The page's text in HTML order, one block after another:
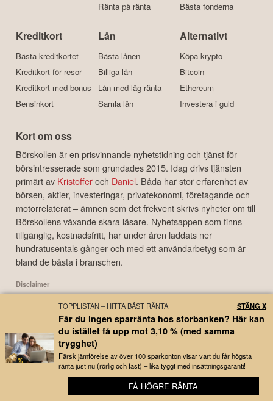
Ränta på ränta
Bästa fonderna
Kreditkort
Bästa kreditkortet
Kreditkort för resor
Kreditkort med bonus
Bensinkort
Lån
Bästa lånen
Billiga lån
Lån med låg ränta
Samla lån
Alternativt
Köpa krypto
Bitcoin
Ethereum
Investera i guld
Kort om oss
Börskollen är en prisvinnande nyhetstidning och tjänst för
börsintresserade som grundades 2015. Idag drivs tjänsten
primärt av Kristofferoch Daniel. Båda har stor erfarenhet av
börsen, aktier, investeringar, privatekonomi, företagande och
motorrelaterat – ämnen som det frekvent skrivs nyheter om till
Börskollens växande skara läsare. Nyhetsappen som finns
tillgänglig, kostnadsfritt, har under åren laddats ner
hundratusentals gånger och med ett användarbetyg som är
bland de bästa i branschen.
Disclaimer
Börskollen Sverige AB ("Börskollen") är inte finansiella rådgivare, står inte under
finansinspektionens tillsyn och ger inga råd till dig. Detta innebär att
investeringsbeslut baserade på information som direkt eller indirekt härrörande
från Börskollen eller personer med koppling till Börskollen, alltid fattas
självständigt av investeraren. Börskollen frånsäger sig allt ansvar för eventuell
förlust eller skada av vad slag det må vara som grundar sig på användandet av
material härrörande från tjänsten Börskollen.
Börskollen Sverige AB. All rights reserved.
📱 Kom igång med bolagsbevakning på 3 minuter
TOPPLISTAN – HITTA BÄST RÄNTA
Får du ingen sparränta hos storbanken? Här kan
du istället få upp mot 3,10 % (med samma
trygghet)
Färsk jämförelse av över 100 sparkonton visar vart du får högsta
ränta just nu (rörlig och fast) – lika tyggt med insättningsgaranti!
FÅ HÖGRE RÄNTA
STÄNG X